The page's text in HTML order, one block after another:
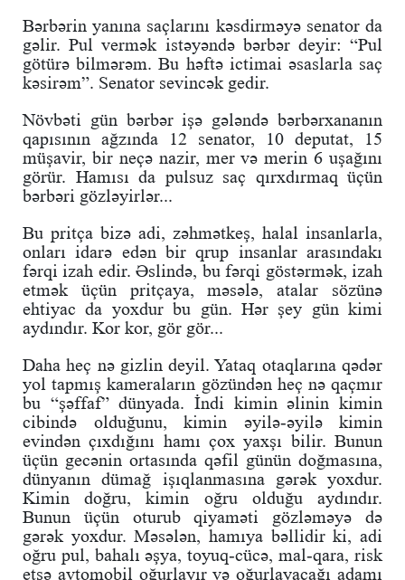
Bərbərin yanına saçlarını kəsdirməyə senator da
gəlir. Pul vermək istəyəndə bərbər deyir: “Pul
götürə bilmərəm. Bu həftə ictimai əsaslarla saç
kəsirəm”. Senator sevincək gedir.
Növbəti gün bərbər işə gələndə bərbərxananın
qapısının ağzında 12 senator, 10 deputat, 15
müşavir, bir neçə nazir, mer və merin 6 uşağını
görür. Hamısı da pulsuz saç qırxdırmaq üçün
bərbəri gözləyirlər...
Bu pritça bizə adi, zəhmətkeş, halal insanlarla,
onları idarə edən bir qrup insanlar arasındakı
fərqi izah edir. Əslində, bu fərqi göstərmək, izah
etmək üçün pritçaya, məsələ, atalar sözünə
ehtiyac da yoxdur bu gün. Hər şey gün kimi
aydındır. Kor kor, gör gör...
Daha heç nə gizlin deyil. Yataq otaqlarına qədər
yol tapmış kameraların gözündən heç nə qaçmır
bu “şəffaf” dünyada. İndi kimin əlinin kimin
cibində olduğunu, kimin əyilə-əyilə kimin
evindən çıxdığını hamı çox yaxşı bilir. Bunun
üçün gecənin ortasında qəfil günün doğmasına,
dünyanın dümağ işıqlanmasına gərək yoxdur.
Kimin doğru, kimin oğru olduğu aydındır.
Bunun üçün oturub qiyaməti gözləməyə də
gərək yoxdur. Məsələn, hamıya bəllidir ki, adi
oğru pul, bahalı əşya, toyuq-cücə, mal-qara, risk
etsə avtomobil oğurlayır və oğurlayacağı adamı